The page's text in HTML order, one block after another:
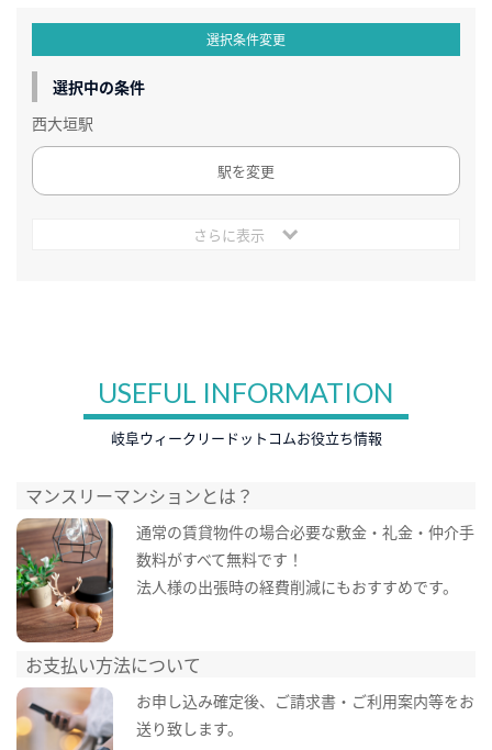
選択条件変更
選択中の条件
西大垣駅
駅を変更
さらに表示
USEFUL INFORMATION
岐阜ウィークリードットコムお役立ち情報
マンスリーマンションとは？
通常の賃貸物件の場合必要な敷金・礼金・仲介手
数料がすべて無料です！
法人様の出張時の経費削減にもおすすめです。
お支払い方法について
お申し込み確定後、ご請求書・ご利用案内等をお
送り致します。